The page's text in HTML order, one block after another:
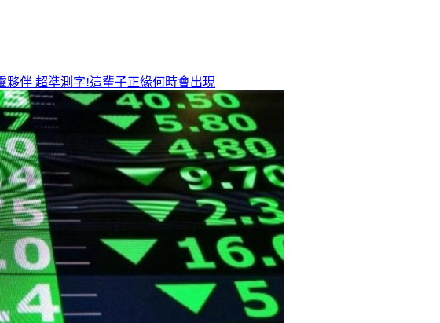
夥伴 超準測字!這輩子正緣何時會出現